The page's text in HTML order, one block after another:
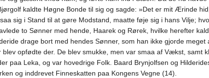
kaldte Høgne Bonde til sig og sagde: »Det er mit Ærinde
sig i Stand til at gøre Modstand, maatte føje sig i hans Vilje;
to Sønner med hende, Haarek og Rørek, hvilke herefter
drage bort med hendes Sønner, som han ikke gjorde meget
opfødte der. De blev smukke, men var smaa af Vækst, samt
paa Leka, og var hovedrige Folk. Baard Brynjolfsen og
og inddrevet Finneskatten paa Kongens Vegne (14).